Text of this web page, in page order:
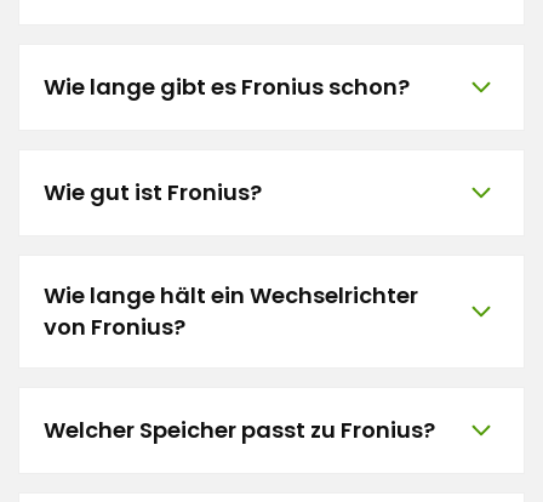
Wie lange gibt es Fronius schon?
Wie gut ist Fronius?
Wie lange hält ein Wechselrichter
von Fronius?
Welcher Speicher passt zu Fronius?